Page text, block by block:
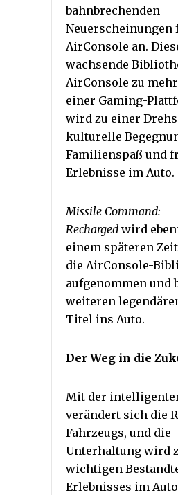
bahnbrechenden
Neuerscheinungen
AirConsole an.
wachsende
AirConsole zu
einer Gaming-
wird zu einer
kulturelle
Familienspaß und
Erlebnisse im Auto.
Missile Command:
Recharged wird
einem späteren
die AirConsole-
aufgenommen und
weiteren
Titel ins Auto.
Der Weg in die
Mit der
verändert sich die
Fahrzeugs, und die
Unterhaltung wird
wichtigen
Erlebnisses im